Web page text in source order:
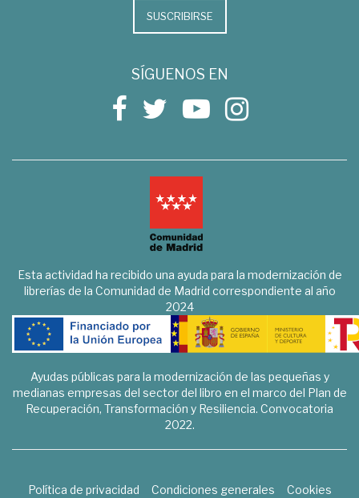
SUSCRIBIRSE
SÍGUENOS EN
Esta actividad ha recibido una ayuda para la modernización de
librerías de la Comunidad de Madrid correspondiente al año
2024
Ayudas públicas para la modernización de las pequeñas y
medianas empresas del sector del libro en el marco del Plan de
Recuperación, Transformación y Resiliencia. Convocatoria
2022.
Política de privacidad Condiciones generales
Cookies